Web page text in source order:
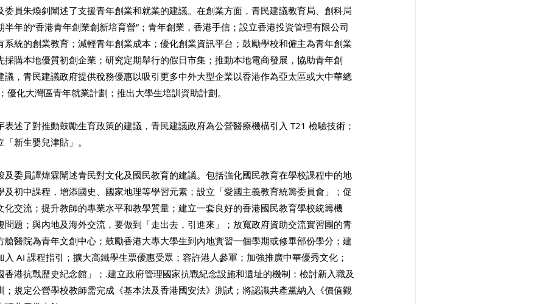
委員朱煥釗闡述了支援青年創業和就業的建議。在創業方面，青民建議教育局、創科局
年的“香港青年創業創新培育營”；青年創業，香港手信；設立香港投資管理有限公司
系統的創業教育；減輕青年創業成本；優化創業資訊平台；鼓勵學校和僱主為青年創業
採購本地優質初創企業；研究定期舉行的假日市集；推動本地電商發展，協助青年創
議，青民建議政府提供稅務優惠以吸引更多中外大型企業以香港作為亞太區或大中華總
優化大灣區青年就業計劃；推出大學生培訓資助計劃。
述了對推動鼓勵生育政策的建議，青民建議政府為公營醫療機構引入 T21 檢驗技術；
新生嬰兒津貼」。
及委員譚煒霖闡述青民對文化及國民教育的建議。包括強化國民教育在學校課程中的地
及初中課程，增添國史、國家地理等學習元素；設立「愛國主義教育統籌委員會」；促
化交流；提升教師的專業水平和教學質量；建立一套良好的香港國民教育學校統籌機
問題；與內地及海外交流，要做到「走出去，引進來」；放寬政府資助交流實習團的青
艙醫院為青年文創中心；鼓勵香港大專大學生到內地實習一個學期或修畢部份學分；建
AI 課程指引；擴大高鐵學生票優惠受眾；容許港人參軍；加強推廣中華優秀文化；
香港抗戰歷史紀念館」；.建立政府管理國家抗戰紀念設施和遺址的機制；檢討新入職及
；規定公營學校教師需完成《基本法及香港國安法》測試；將認識共產黨納入《價值觀